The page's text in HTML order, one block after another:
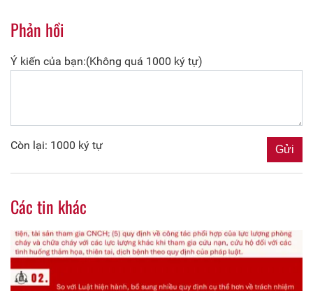
Phản hồi
Ý kiến của bạn:(Không quá 1000 ký tự)
Còn lại: 1000 ký tự
Các tin khác